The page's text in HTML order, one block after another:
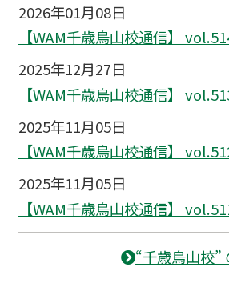
2026年01月08日
【WAM千歳烏山校通信】
2025年12月27日
【WAM千歳烏山校通信】
2025年11月05日
【WAM千歳烏山校通信】
2025年11月05日
【WAM千歳烏山校通信】
“千歳烏山校”